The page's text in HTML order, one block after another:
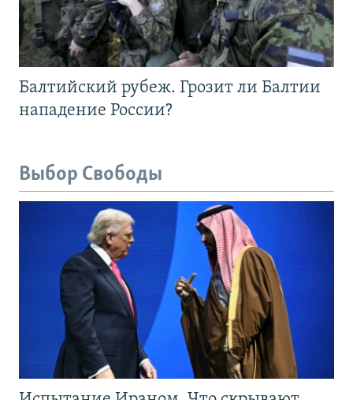
Балтийский рубеж. Грозит ли Балтии
нападение России?
Выбор Свободы